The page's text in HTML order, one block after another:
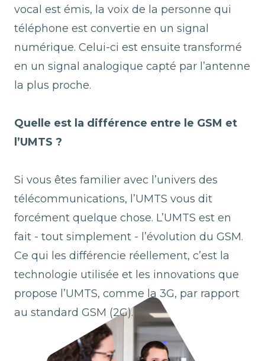
vocal est émis, la voix de la personne qui
téléphone est convertie en un signal
numérique. Celui-ci est ensuite transformé
en un signal analogique capté par l’antenne
la plus proche.
Quelle est la différence entre le GSM et
l’UMTS ?
Si vous êtes familier avec l’univers des
télécommunications, l’UMTS vous dit
forcément quelque chose. L’UMTS est en
fait - tout simplement - l’évolution du GSM.
Ce qui les différencie réellement, c’est la
technologie utilisée et les innovations que
propose l’UMTS, comme la 3G, par rapport
au standard GSM (2G).